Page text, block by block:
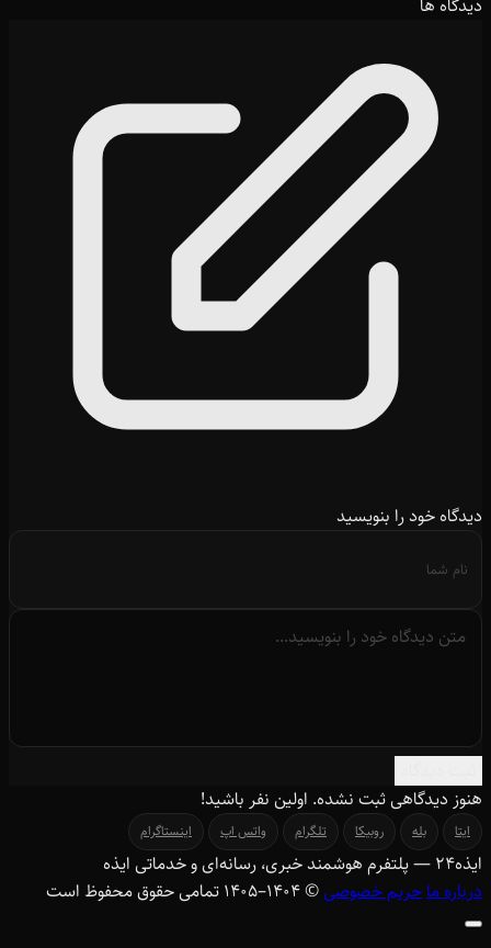
دیدگاه ها
دیدگاه خود را بنویسید
هنوز دیدگاهی ثبت نشده. اولین نفر باشید!
ایتا بله روبیکا تلگرام واتس اپ اینستاگرام
ایذه۲۴ — پلتفرم هوشمند خبری، رسانه‌ای و خدماتی ایذه
درباره ماحریم خصوصی© ۱۴۰۴–1405 تمامی حقوق محفوظ است